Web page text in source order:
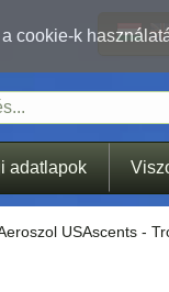
cookie-k
adatlapok
USAscents -